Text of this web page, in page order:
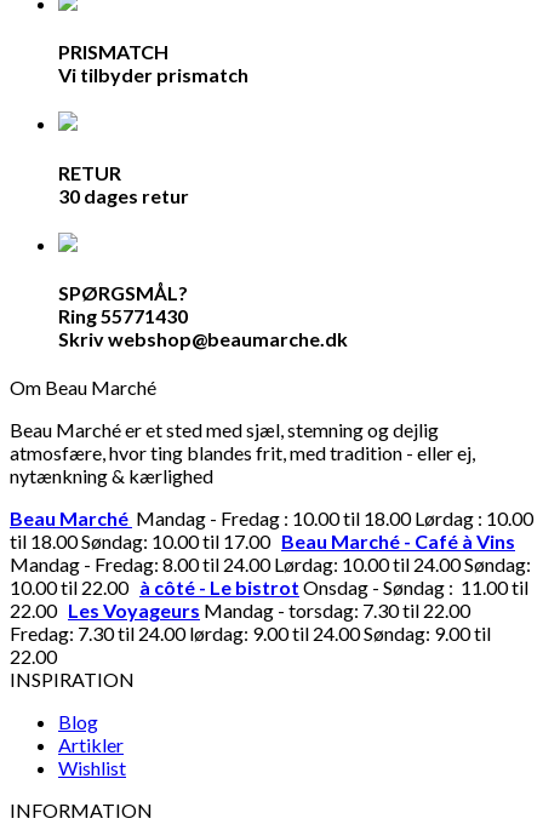
PRISMATCH
Vi tilbyder prismatch
RETUR
30 dages retur
SPØRGSMÅL?
Ring 55771430
Skriv webshop@beaumarche.dk
Om Beau Marché
Beau Marché er et sted med sjæl, stemning og dejlig
atmosfære, hvor ting blandes frit, med tradition - eller ej,
nytænkning & kærlighed
Beau Marché Mandag - Fredag : 10.00 til 18.00 Lørdag : 10.00
til 18.00 Søndag: 10.00 til 17.00 Beau Marché - Café à Vins
Mandag - Fredag: 8.00 til 24.00 Lørdag: 10.00 til 24.00 Søndag:
10.00 til 22.00 à côté - Le bistrot Onsdag - Søndag : 11.00 til
22.00 Les Voyageurs Mandag - torsdag: 7.30 til 22.00
Fredag: 7.30 til 24.00 lørdag: 9.00 til 24.00 Søndag: 9.00 til
22.00
INSPIRATION
Blog
Artikler
Wishlist
INFORMATION